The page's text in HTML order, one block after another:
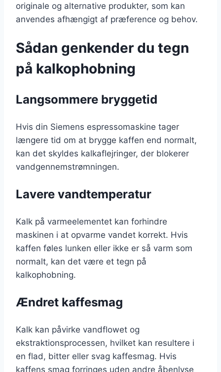
originale og alternative produkter, som kan
anvendes afhængigt af præference og behov.
Sådan genkender du tegn
på kalkophobning
Langsommere bryggetid
Hvis din Siemens espressomaskine tager
længere tid om at brygge kaffen end normalt,
kan det skyldes kalkaflejringer, der blokerer
vandgennemstrømningen.
Lavere vandtemperatur
Kalk på varmeelementet kan forhindre
maskinen i at opvarme vandet korrekt. Hvis
kaffen føles lunken eller ikke er så varm som
normalt, kan det være et tegn på
kalkophobning.
Ændret kaffesmag
Kalk kan påvirke vandflowet og
ekstraktionsprocessen, hvilket kan resultere i
en flad, bitter eller svag kaffesmag. Hvis
kaffens smag forringes uden andre åbenlyse